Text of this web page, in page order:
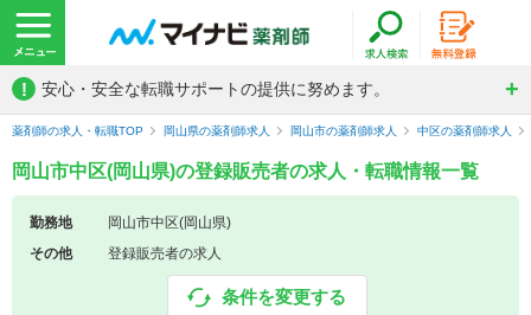
! 安心・安全な転職サポートの提供に努めます。
薬剤師の求人・転職TOP 岡山県の薬剤師求人 岡山市の薬剤師求人 中区の薬剤師求人
岡山市中区(岡山県)の登録販売者の求人・転職情報一覧
勤務地
岡山市中区(岡山県)
その他
登録販売者の求人
条件を変更する